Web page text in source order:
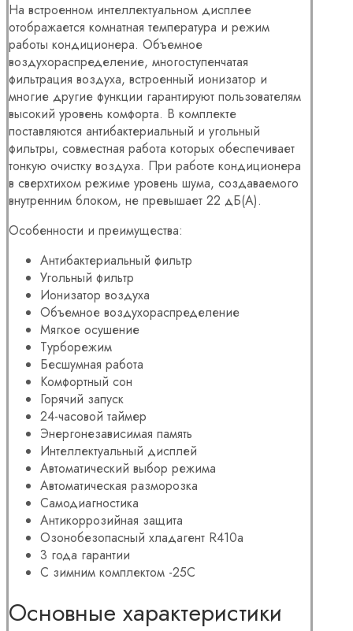
На встроенном интеллектуальном дисплее
отображается комнатная температура и режим
работы кондиционера. Объемное
воздухораспределение, многоступенчатая
фильтрация воздуха, встроенный ионизатор и
многие другие функции гарантируют пользователям
высокий уровень комфорта. В комплекте
поставляются антибактериальный и угольный
фильтры, совместная работа которых обеспечивает
тонкую очистку воздуха. При работе кондиционера
в сверхтихом режиме уровень шума, создаваемого
внутренним блоком, не превышает 22 дБ(А).
Особенности и преимущества:
Антибактериальный фильтр
Угольный фильтр
Ионизатор воздуха
Объемное воздухораспределение
Мягкое осушение
Турборежим
Бесшумная работа
Комфортный сон
Горячий запуск
24-часовой таймер
Энергонезависимая память
Интеллектуальный дисплей
Автоматический выбор режима
Автоматическая разморозка
Самодиагностика
Антикоррозийная защита
Озонобезопасный хладагент R410a
3 года гарантии
С зимним комплектом -25C
Основные характеристики